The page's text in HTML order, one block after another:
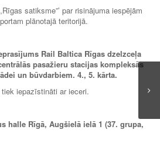
satiksme”’ par risinājuma iespējām
plānotajā teritorijā.
Rail Baltica Rīgas dzelzceļa
pasažieru stacijas kompleksās
un būvdarbiem. 4., 5. kārta.
iepazīstināti ar ieceri.
halle Rīgā, Augšielā ielā 1 (37. grupa,